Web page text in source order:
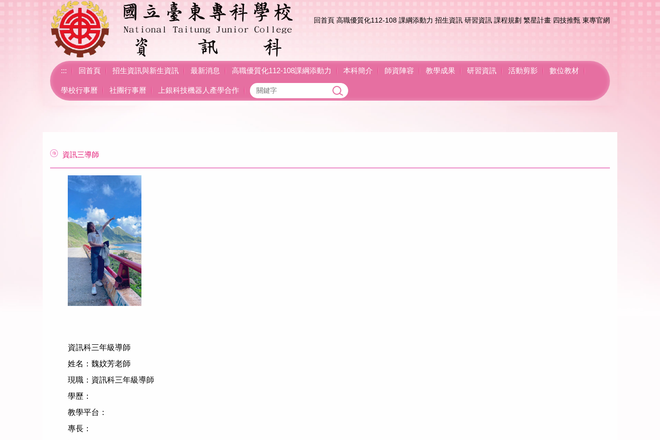
回首頁 高職優質化112-108 課綱添動力 招生資訊 研習資訊 課程規劃 繁星計畫 四技推甄 東專官網
::: 回首頁 招生資訊與新生資訊 最新消息 高職優質化112-108課綱添動力 本科簡介 師資陣容 教學成果 研習資訊 活動剪影 數位教材
學校行事曆 社團行事曆 上銀科技機器人產學合作
資訊三導師
資訊科三年級導師
姓名：魏妏芳老師
現職： 資訊科三年級導師
學歷：
教學平台：
專長：